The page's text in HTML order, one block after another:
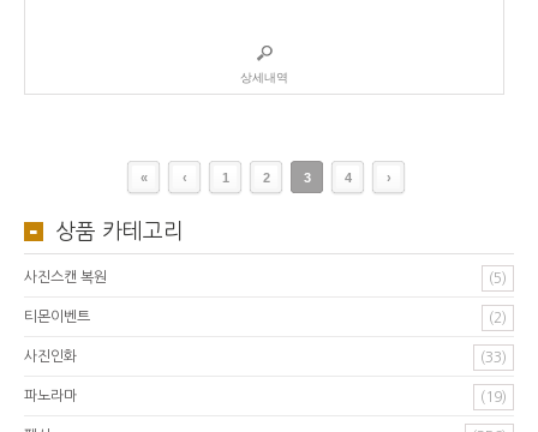
상세내역
« ‹ 1 2 3 4 ›
상품 카테고리
사진스캔 복원 (5)
티몬이벤트 (2)
사진인화 (33)
파노라마 (19)